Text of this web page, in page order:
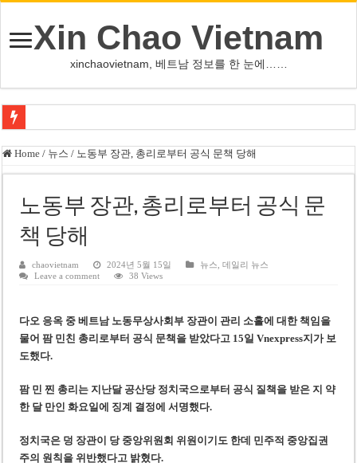
Xin Chao Vietnam
xinchaovietnam, 베트남 정보를 한 눈에……
사우디·튀르키예·파키스탄, 메카서 공동방위조약 체결
오픈AI, 차세대 AI ‘아스트라’ 출시 연기…사이버공격 위험 우려
인천서 10대 아들, 말다툼 중 어머니 흉기 살해
U-17 여자배구 대표팀, 세계선수권 대만 3-1 제압 2연승
美 법원, 리플렉팅 풀 훼손 용의자 공소기각…트럼프 ‘재고’ 촉구
카자흐스탄 거점 보이스피싱 조직원 4명 추가 구속
사우디·튀르키예·파키스탄, 메카 공동방위조약 체결…수니파 안보동맹 출범
우크라이나 ’40일 압박 작전’ 성과와 한계
Home / 뉴스 / 노동부 장관, 총리로부터 공식 문책 당해
노동부 장관, 총리로부터 공식 문
책 당해
chaovietnam 2024년 5월 15일 뉴스 ,데일리 뉴스
Leave a comment
38 Views
다오 응옥 중 베트남 노동무상사회부 장관이 관리 소홀에 대한 책임을
물어 팜 민친 총리로부터 공식 문책을 받았다고 15일Vnexpress지가 보
도했다.
팜 민 찐 총리는 지난달 공산당 정치국으로부터 공식 질책을 받은 지 약
한 달 만인 화요일에 징계 결정에 서명했다.
정치국은 덩 장관이 당 중앙위원회 위원이기도 한데 민주적 중앙집권
주의 원칙을 위반했다고 밝혔다.